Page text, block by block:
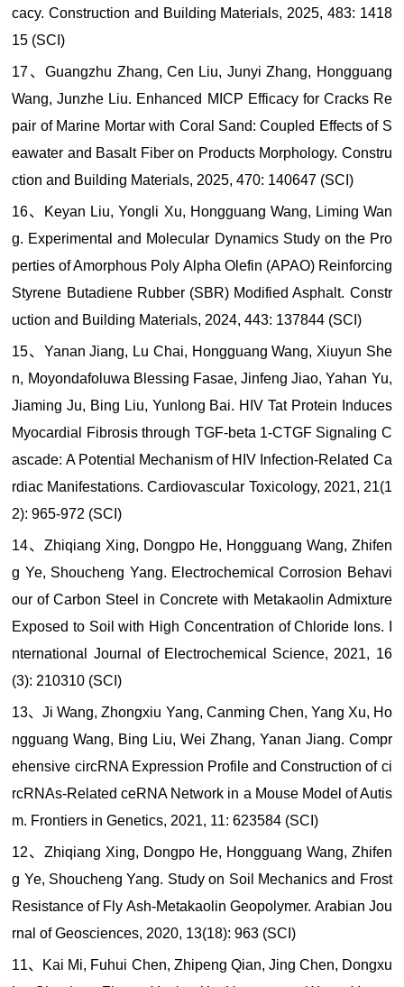
cacy. Construction and Building Materials, 2025, 483: 1418
15 (SCI)
17、Guangzhu Zhang, Cen Liu, Junyi Zhang, Hongguang
Wang, Junzhe Liu. Enhanced MICP Efficacy for Cracks Re
pair of Marine Mortar with Coral Sand: Coupled Effects of S
eawater and Basalt Fiber on Products Morphology. Constru
ction and Building Materials, 2025, 470: 140647 (SCI)
16、Keyan Liu, Yongli Xu, Hongguang Wang, Liming Wan
g. Experimental and Molecular Dynamics Study on the Pro
perties of Amorphous Poly Alpha Olefin (APAO) Reinforcing
Styrene Butadiene Rubber (SBR) Modified Asphalt. Constr
uction and Building Materials, 2024, 443: 137844 (SCI)
15、Yanan Jiang, Lu Chai, Hongguang Wang, Xiuyun She
n, Moyondafoluwa Blessing Fasae, Jinfeng Jiao, Yahan Yu,
Jiaming Ju, Bing Liu, Yunlong Bai. HIV Tat Protein Induces
Myocardial Fibrosis through TGF-beta 1-CTGF Signaling C
ascade: A Potential Mechanism of HIV Infection-Related Ca
rdiac Manifestations. Cardiovascular Toxicology, 2021, 21(1
2): 965-972 (SCI)
14、Zhiqiang Xing, Dongpo He, Hongguang Wang, Zhifen
g Ye, Shoucheng Yang. Electrochemical Corrosion Behavi
our of Carbon Steel in Concrete with Metakaolin Admixture
Exposed to Soil with High Concentration of Chloride Ions. I
nternational Journal of Electrochemical Science, 2021, 16
(3): 210310 (SCI)
13、Ji Wang, Zhongxiu Yang, Canming Chen, Yang Xu, Ho
ngguang Wang, Bing Liu, Wei Zhang, Yanan Jiang. Compr
ehensive circRNA Expression Profile and Construction of ci
rcRNAs-Related ceRNA Network in a Mouse Model of Autis
m. Frontiers in Genetics, 2021, 11: 623584 (SCI)
12、Zhiqiang Xing, Dongpo He, Hongguang Wang, Zhifen
g Ye, Shoucheng Yang. Study on Soil Mechanics and Frost
Resistance of Fly Ash-Metakaolin Geopolymer. Arabian Jou
rnal of Geosciences, 2020, 13(18): 963 (SCI)
11、Kai Mi, Fuhui Chen, Zhipeng Qian, Jing Chen, Dongxu